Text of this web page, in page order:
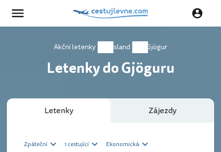
Akční letenky Island Gjögur
Letenky do Gjöguru
Letenky Zájezdy
Zpáteční 1 cestující Ekonomická